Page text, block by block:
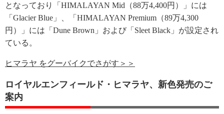
となっており「HIMALAYAN Mid（88万4,400円）」には
「Glacier Blue」、「HIMALAYAN Premium（89万4,300
円）」には「Dune Brown」および「Sleet Black」が設定され
ている。
ヒマラヤ をグーバイクでさがす＞＞
ロイヤルエンフィールド・ヒマラヤ、新色発売のご
案内